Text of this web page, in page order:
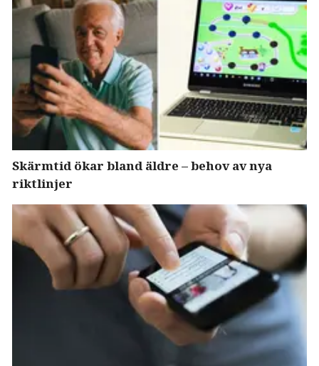
Skärmtid ökar bland äldre – behov av nya
riktlinjer